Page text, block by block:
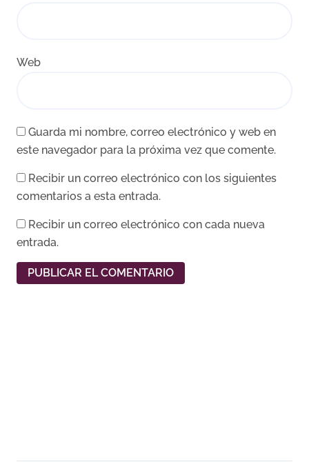
Web
Guarda mi nombre, correo electrónico y web en
este navegador para la próxima vez que comente.
Recibir un correo electrónico con los siguientes
comentarios a esta entrada.
Recibir un correo electrónico con cada nueva
entrada.